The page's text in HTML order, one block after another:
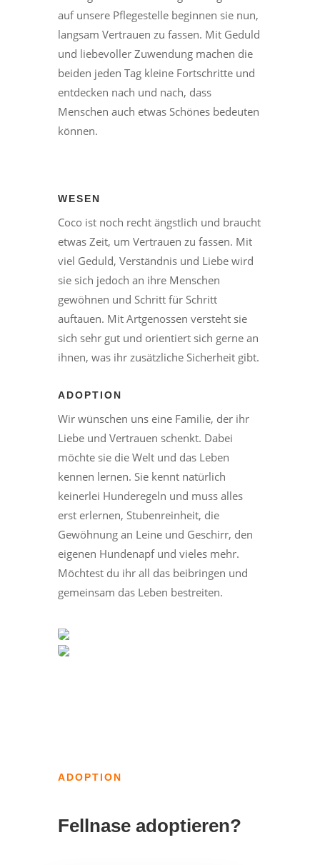
auf unsere Pflegestelle beginnen sie nun,
langsam Vertrauen zu fassen. Mit Geduld
und liebevoller Zuwendung machen die
beiden jeden Tag kleine Fortschritte und
entdecken nach und nach, dass
Menschen auch etwas Schönes bedeuten
können.
WESEN
Coco ist noch recht ängstlich und braucht
etwas Zeit, um Vertrauen zu fassen. Mit
viel Geduld, Verständnis und Liebe wird
sie sich jedoch an ihre Menschen
gewöhnen und Schritt für Schritt
auftauen. Mit Artgenossen versteht sie
sich sehr gut und orientiert sich gerne an
ihnen, was ihr zusätzliche Sicherheit gibt.
ADOPTION
Wir wünschen uns eine Familie, der ihr
Liebe und Vertrauen schenkt. Dabei
möchte sie die Welt und das Leben
kennen lernen. Sie kennt natürlich
keinerlei Hunderegeln und muss alles
erst erlernen, Stubenreinheit, die
Gewöhnung an Leine und Geschirr, den
eigenen Hundenapf und vieles mehr.
Möchtest du ihr all das beibringen und
gemeinsam das Leben bestreiten.
ADOPTION
Fellnase adoptieren?